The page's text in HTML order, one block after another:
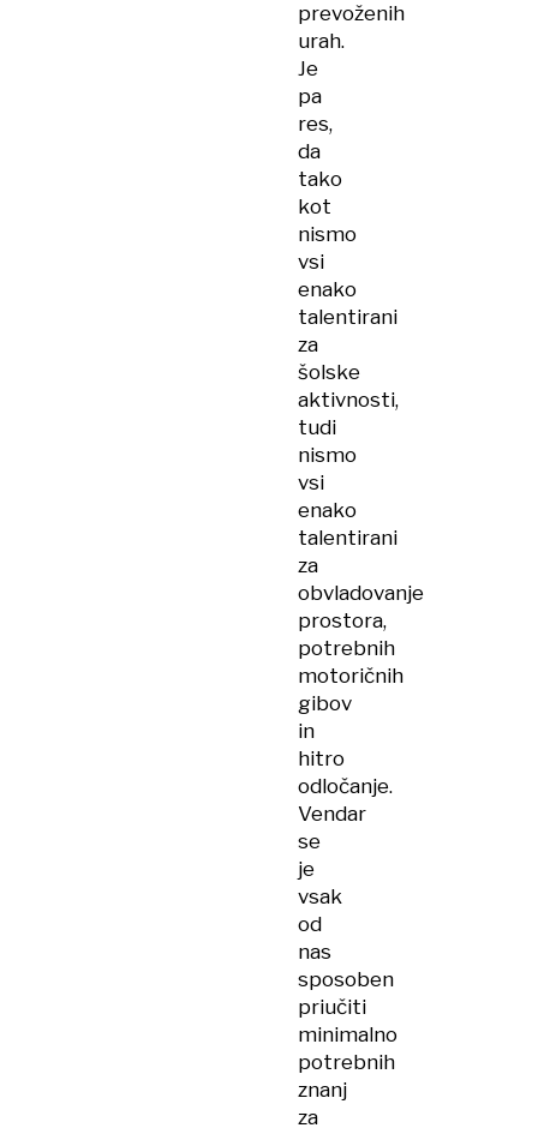
prevoženih
urah.
Je
pa
res,
da
tako
kot
nismo
vsi
enako
talentirani
za
šolske
aktivnosti,
tudi
nismo
vsi
enako
talentirani
za
obvladovanje
prostora,
potrebnih
motoričnih
gibov
in
hitro
odločanje.
Vendar
se
je
vsak
od
nas
sposoben
priučiti
minimalno
potrebnih
znanj
za